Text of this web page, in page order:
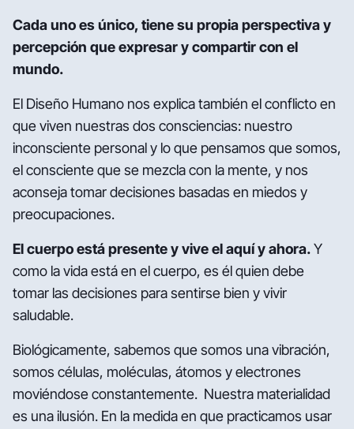
Cada uno es único, tiene su propia perspectiva y
percepción que expresar y compartir con el
mundo.
El Diseño Humano nos explica también el conflicto en
que viven nuestras dos consciencias: nuestro
inconsciente personal y lo que pensamos que somos,
el consciente que se mezcla con la mente, y nos
aconseja tomar decisiones basadas en miedos y
preocupaciones.
El cuerpo está presente y vive el aquí y ahora.Y
como la vida está en el cuerpo, es él quien debe
tomar las decisiones para sentirse bien y vivir
saludable.
Biológicamente, sabemos que somos una vibración,
somos células, moléculas, átomos y electrones
moviéndose constantemente. Nuestra materialidad
es una ilusión. En la medida en que practicamos usar